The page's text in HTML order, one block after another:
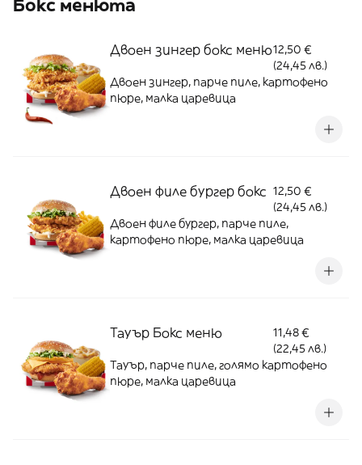
Бокс менюта
Двоен зингер бокс меню12,50 €
(24,45 лв.)
Двоен зингер, парче пиле, картофено
пюре, малка царевица
Двоен филе бургер бокс 12,50 €
(24,45 лв.)
Двоен филе бургер, парче пиле,
картофено пюре, малка царевица
Тауър Бокс меню
11,48 €
(22,45 лв.)
Тауър, парче пиле, голямо картофено
пюре, малка царевица